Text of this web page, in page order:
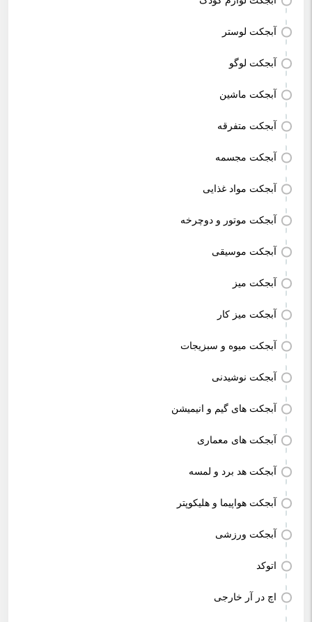
آبجکت لوستر
آبجکت لوگو
آبجکت ماشین
آبجکت متفرقه
آبجکت مجسمه
آبجکت مواد غذایی
آبجکت موتور و دوچرخه
آبجکت موسیقی
آبجکت میز
آبجکت میز کار
آبجکت میوه و سبزیجات
آبجکت نوشیدنی
آبجکت های گیم و انیمیشن
آبجکت های معماری
آبجکت هد برد و لمسه
آبجکت هواپیما و هلیکوپتر
آبجکت ورزشی
اتوکد
اچ در آر خارجی